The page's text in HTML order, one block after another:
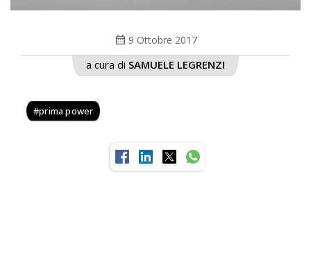
calendar_month 9 Ottobre 2017
a cura di SAMUELE LEGRENZI
prima power